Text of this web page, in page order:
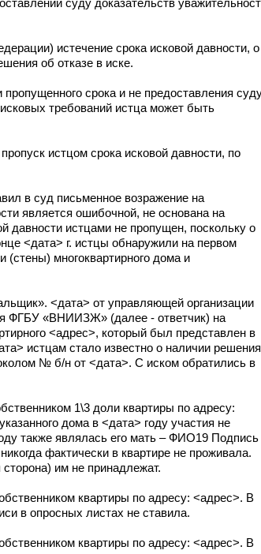
истечение срока исковой давности, о
об отказе в иске.
срока и не предоставления
требований истца может быть
истцом срока исковой давности, по
в суд письменное возражение на
является ошибочной, не основана на
давности истцами не пропущен, поскольку о
<дата> г. истцы обнаружили на первом
многоквартирного дома и
<дата> от управляющей организации
ФГБУ «ВНИИЗЖ» (далее - ответчик) на
<адрес>, который был представлен в
истцам стало известно о наличии решения
№ б/н от <дата>. С иском обратились в
1\3 доли квартиры по адресу:
дома в <дата> году участия не
также являлась его мать – ФИО19 Подпись
фактически в квартире не проживала.
им не принадлежат.
квартиры по адресу: <адрес>. В
в опросных листах не ставила.
квартиры по адресу: <адрес>. В